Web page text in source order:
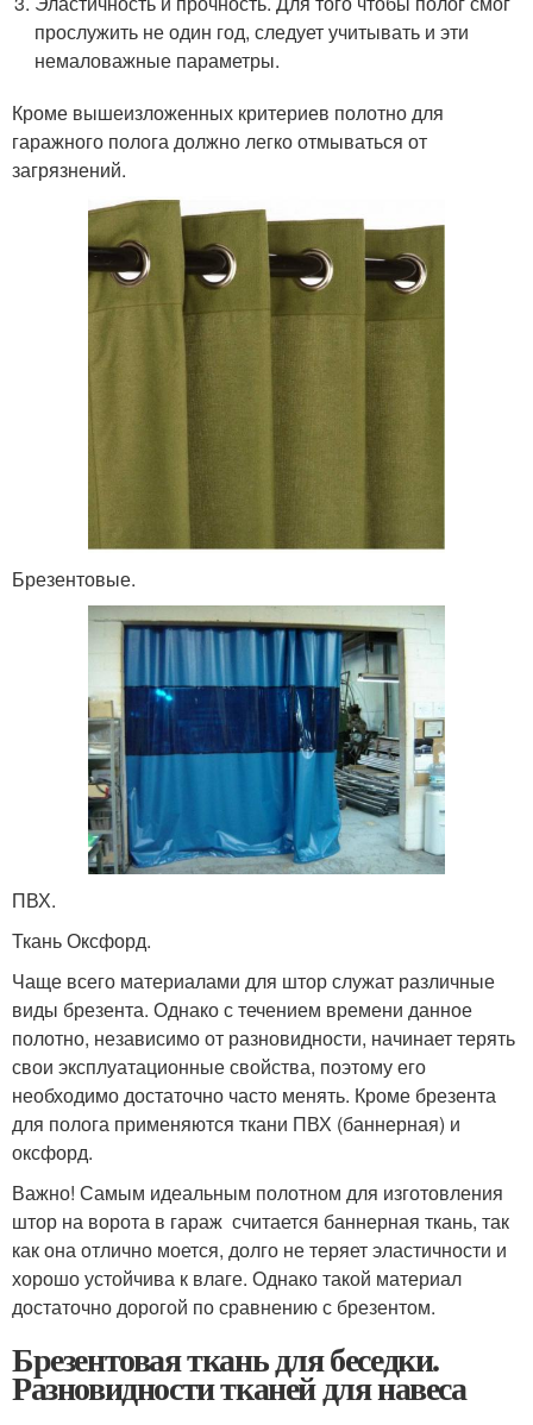
прослужить не один год, следует учитывать и эти
немаловажные параметры.
Кроме вышеизложенных критериев полотно для
гаражного полога должно легко отмываться от
загрязнений.
Брезентовые.
ПВХ.
Ткань Оксфорд.
Чаще всего материалами для штор служат различные
виды брезента. Однако с течением времени данное
полотно, независимо от разновидности, начинает терять
свои эксплуатационные свойства, поэтому его
необходимо достаточно часто менять. Кроме брезента
для полога применяются ткани ПВХ (баннерная) и
оксфорд.
Важно! Самым идеальным полотном для изготовления
штор на ворота в гараж считается баннерная ткань, так
как она отлично моется, долго не теряет эластичности и
хорошо устойчива к влаге. Однако такой материал
достаточно дорогой по сравнению с брезентом.
Брезентовая ткань для беседки.
Разновидности тканей для навеса